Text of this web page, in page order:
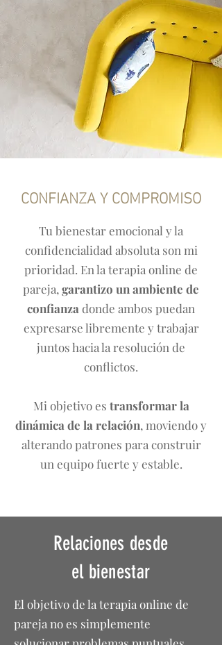
CONFIANZA Y COMPROMISO
Tu bienestar emocional y la
confidencialidad absoluta son mi
prioridad. En la terapia online de
pareja, garantizo un ambiente de
confianza donde ambos puedan
expresarse libremente y trabajar
juntos hacia la resolución de
conflictos.
Mi objetivo es transformar la
dinámica de la relación, moviendo y
alterando patrones para construir
un equipo fuerte y estable.
Relaciones desde
el bienestar
El objetivo de la terapia online de
pareja no es simplemente